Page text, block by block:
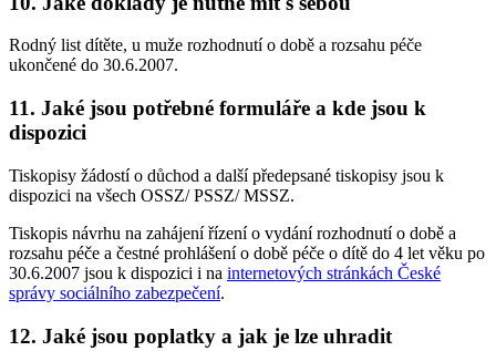
Rodný list dítěte, u muže rozhodnutí o době a rozsahu péče
ukončené do 30.6.2007.
11. Jaké jsou potřebné formuláře a kde jsou k
dispozici
Tiskopisy žádostí o důchod a další předepsané tiskopisy jsou k
dispozici na všech OSSZ/ PSSZ/ MSSZ.
Tiskopis návrhu na zahájení řízení o vydání rozhodnutí o době a
rozsahu péče a čestné prohlášení o době péče o dítě do 4 let věku po
30.6.2007 jsou k dispozici i na internetových stránkách České
správy sociálního zabezpečení.
12. Jaké jsou poplatky a jak je lze uhradit